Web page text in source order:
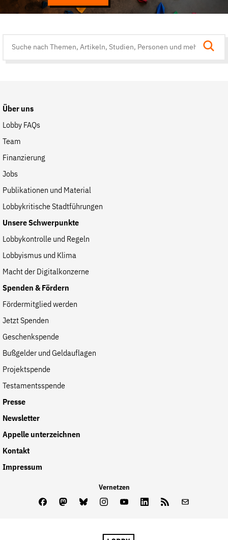
Über uns
Lobby FAQs
Team
Finanzierung
Jobs
Publikationen und Material
Lobbykritische Stadtführungen
Unsere Schwerpunkte
Lobbykontrolle und Regeln
Lobbyismus und Klima
Macht der Digitalkonzerne
Spenden & Fördern
Fördermitglied werden
Jetzt Spenden
Geschenkspende
Bußgelder und Geldauflagen
Projektspende
Testamentsspende
Presse
Newsletter
Appelle unterzeichnen
Kontakt
Impressum
Vernetzen
FacebookMastodon
BlueskyInstagram
YoutubeLinkedInFeed